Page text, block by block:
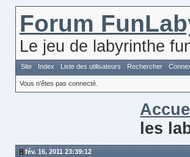
Forum
Le jeu de labyrinthe
Site Index Liste des utilisateurs Rechercher
Vous n'êtes pas connecté.
les
fév. 16, 2011 23:39:12